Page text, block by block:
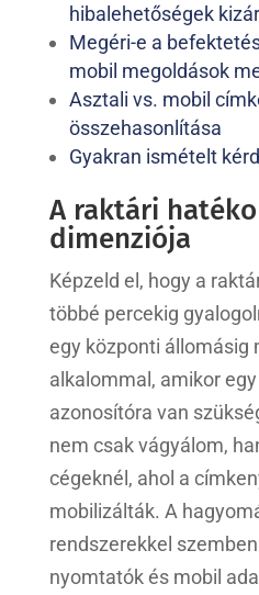
hibalehetőségek
Megéri-e a
mobil megoldások
Asztali vs. mobil
összehasonlítása
Gyakran ismételt
A raktári
dimenziója
Képzeld el, hogy a
többé percekig
egy központi állomásig
alkalommal, amikor
azonosítóra van
nem csak vágyálom,
cégeknél, ahol a
mobilizálták. A
rendszerekkel
nyomtatók és mobil